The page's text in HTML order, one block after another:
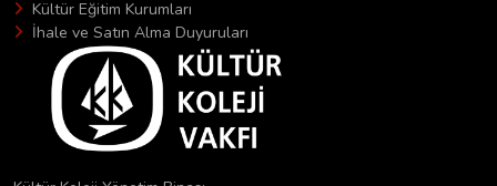
Kültür Eğitim Kurumları
İhale ve Satın Alma Duyuruları